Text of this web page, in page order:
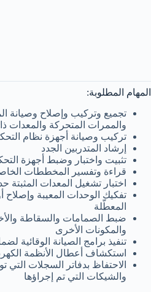
المهام المطلوبة:
تجميع وتركيب وإصلاح وصيانة
والممرات المتحركة والمعدات
تركيب وصيانة أجهزة نظام
إرشاد المتدربين الجدد
تثبيت واختبار وضبط أجهزة
قراءة وتفسير المخططات
اختبار تشغيل المعدات المثبتة
تفكيك الوحدات المعيبة وإصلاح
المعطّلة
ضبط الصمامات والسقاطة
والمكونات الأخرى
تنفيذ برامج الصيانة الوقائية
استكشاف أعطال الأنظمة
الاحتفاظ بدفاتر السجلات
والشيكات التي تم إجراؤها